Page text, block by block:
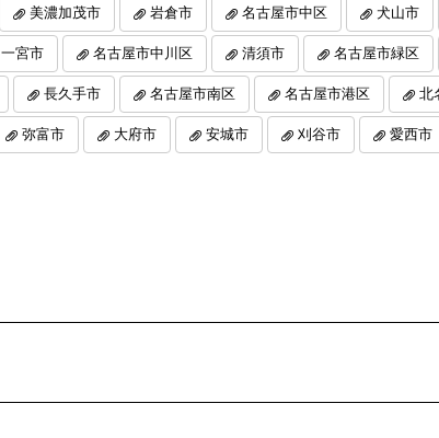
美濃加茂市 岩倉市 名古屋市中区 犬山市
一宮市 名古屋市中川区 清須市 名古屋市緑区
長久手市 名古屋市南区 名古屋市港区 北
弥富市 大府市 安城市 刈谷市 愛西市